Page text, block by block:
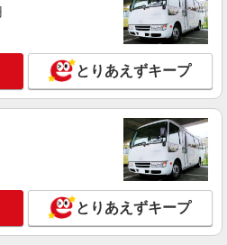
タッフ【楽天モバイル】
円〜 ※残業代支給 ★交通費別途支給
万円支給(規定有) お友達を紹介
ンティブ支給(規定有) ★月2回払
可能（規程有）★ ゜・。○。・゜
和歌山市の家電量販店
詳細を見る
とりあえずキープ
とりあえずキープ